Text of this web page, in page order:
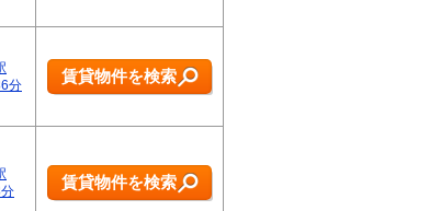
分
賃貸物件を検索
賃貸物件を検索